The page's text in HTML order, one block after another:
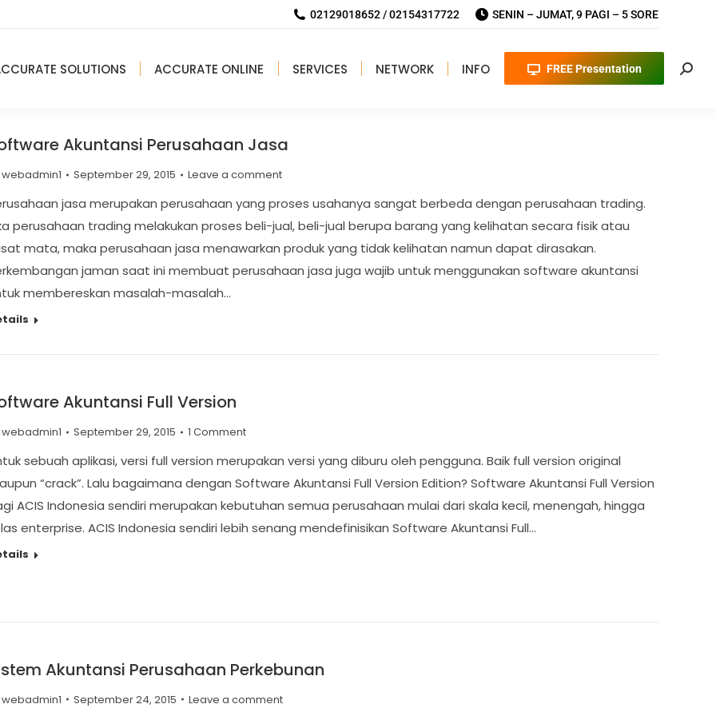
02129018652 / 02154317722 SENIN – JUMAT, 9 PAGI – 5 SORE
SOLUTIONS ACCURATE ONLINE SERVICES NETWORK INFO FREE Presentation
Akuntansi Perusahaan Jasa
webadmin1 September 29, 2015 Leave a comment
jasa merupakan perusahaan yang proses usahanya sangat berbeda dengan perusahaan trading.
perusahaan trading melakukan proses beli-jual, beli-jual berupa barang yang kelihatan secara fisik atau
mata, maka perusahaan jasa menawarkan produk yang tidak kelihatan namun dapat dirasakan.
jaman saat ini membuat perusahaan jasa juga wajib untuk menggunakan software akuntansi
membereskan masalah-masalah…
Akuntansi Full Version
webadmin1 September 29, 2015 1 Comment
sebuah aplikasi, versi full version merupakan versi yang diburu oleh pengguna. Baik full version original
“crack”. Lalu bagaimana dengan Software Akuntansi Full Version Edition? Software Akuntansi Full Version
ACIS Indonesia sendiri merupakan kebutuhan semua perusahaan mulai dari skala kecil, menengah, hingga
enterprise. ACIS Indonesia sendiri lebih senang mendefinisikan Software Akuntansi Full…
Akuntansi Perusahaan Perkebunan
webadmin1 September 24, 2015 Leave a comment